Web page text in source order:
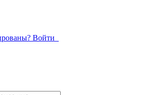
Войти